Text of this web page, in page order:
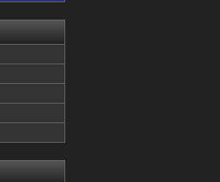
...